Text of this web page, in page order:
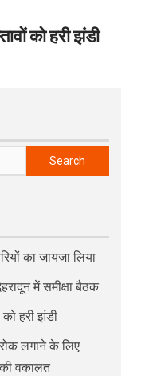
को हरी झंडी
Search
का जायजा लिया
में समीक्षा बैठक
हरी झंडी
लगाने के लिए
की वकालत